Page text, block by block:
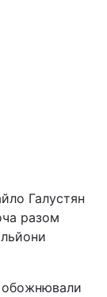
Галустян
разом
обожнювали